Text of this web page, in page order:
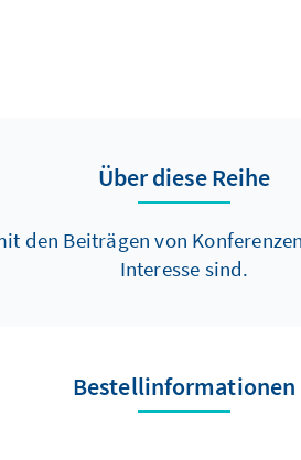
Über diese Reihe
den Beiträgen von
Interesse sind.
Bestellinformationen